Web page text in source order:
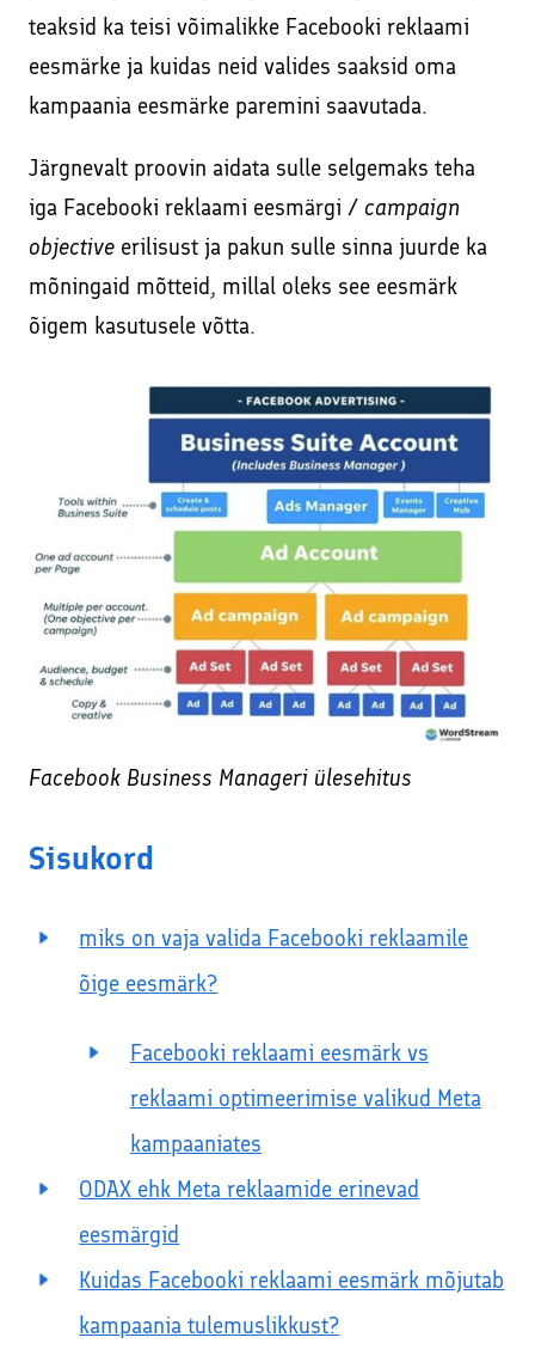
teaksid ka teisi võimalikke Facebooki reklaami
eesmärke ja kuidas neid valides saaksid oma
kampaania eesmärke paremini saavutada.
Järgnevalt proovin aidata sulle selgemaks teha
iga Facebooki reklaami eesmärgi / campaign
objectiveerilisust ja pakun sulle sinna juurde ka
mõningaid mõtteid, millal oleks see eesmärk
õigem kasutusele võtta.
Facebook Business Manageri ülesehitus
Sisukord
miks on vaja valida Facebooki reklaamile
õige eesmärk?
Facebooki reklaami eesmärk vs
reklaami optimeerimise valikud Meta
kampaaniates
ODAX ehk Meta reklaamide erinevad
eesmärgid
Kuidas Facebooki reklaami eesmärk mõjutab
kampaania tulemuslikkust?